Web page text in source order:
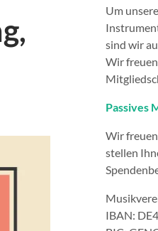
Um
sind wir
Wir
Passives
Wir
stellen
IBAN: